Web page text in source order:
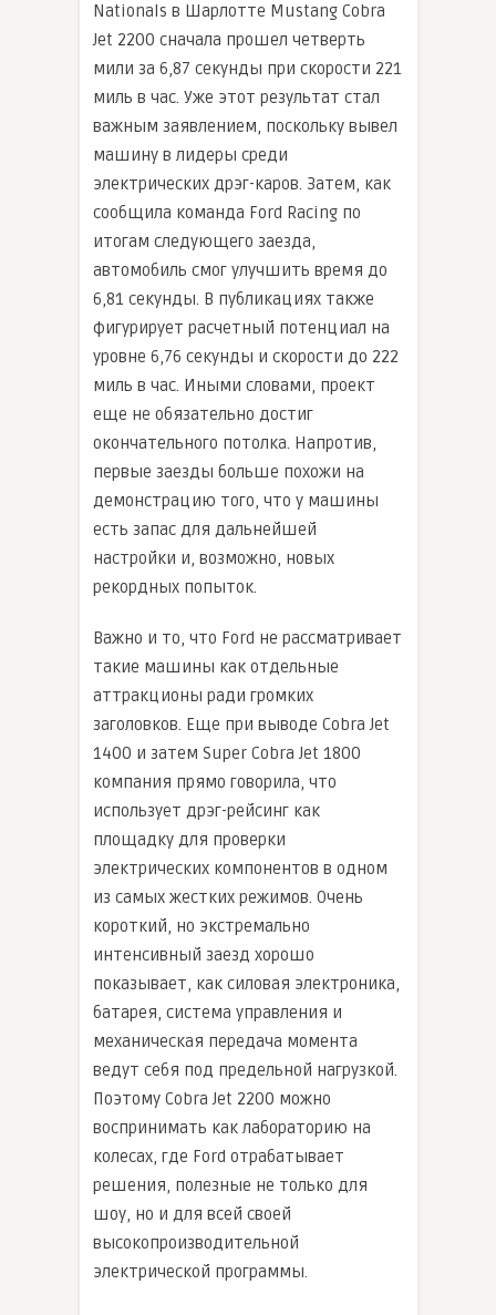
Nationals в Шарлотте Mustang Cobra
Jet 2200 сначала прошел четверть
мили за 6,87 секунды при скорости 221
миль в час. Уже этот результат стал
важным заявлением, поскольку вывел
машину в лидеры среди
электрических дрэг-каров. Затем, как
сообщила команда Ford Racing по
итогам следующего заезда,
автомобиль смог улучшить время до
6,81 секунды. В публикациях также
фигурирует расчетный потенциал на
уровне 6,76 секунды и скорости до 222
миль в час. Иными словами, проект
еще не обязательно достиг
окончательного потолка. Напротив,
первые заезды больше похожи на
демонстрацию того, что у машины
есть запас для дальнейшей
настройки и, возможно, новых
рекордных попыток.
Важно и то, что Ford не рассматривает
такие машины как отдельные
аттракционы ради громких
заголовков. Еще при выводе Cobra Jet
1400 и затем Super Cobra Jet 1800
компания прямо говорила, что
использует дрэг-рейсинг как
площадку для проверки
электрических компонентов в одном
из самых жестких режимов. Очень
короткий, но экстремально
интенсивный заезд хорошо
показывает, как силовая электроника,
батарея, система управления и
механическая передача момента
ведут себя под предельной нагрузкой.
Поэтому Cobra Jet 2200 можно
воспринимать как лабораторию на
колесах, где Ford отрабатывает
решения, полезные не только для
шоу, но и для всей своей
высокопроизводительной
электрической программы.